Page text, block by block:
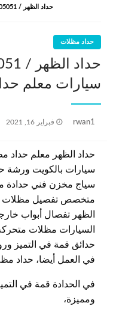
حداد الظهر / 66405051 / حداد مظلات سيارات معلم حداد أبواب الظهر
حداد مظلات
سيارات معلم
rwan1
نُشر
فبراير 16, 2021
حداد الظهر معلم حداد
سيارات بالكويت ورشة
سياج مخزن فني حدادة
متخصص تفصيل مظلات
الظهر تفصال أبواب
السيارات مظلات
حدائق قمة في التميز
في العمل أيضا، حداد
في الحدادة قمة في
ومميزة،